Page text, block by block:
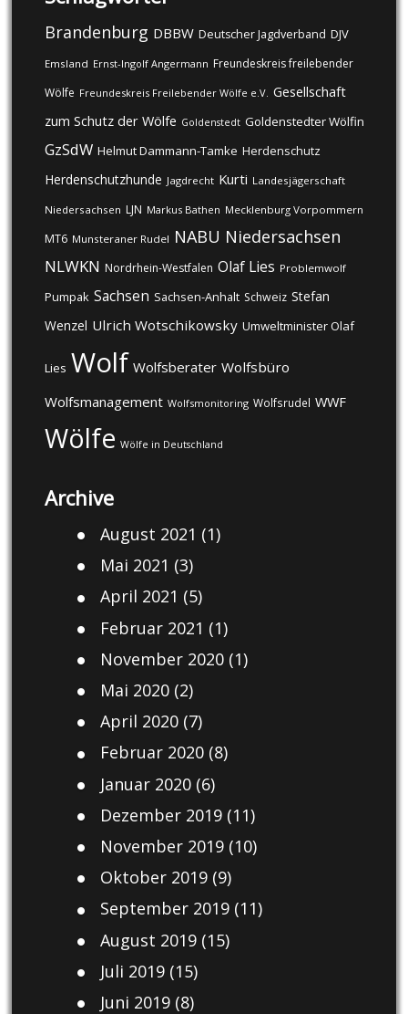
Brandenburg DBBW Deutscher Jagdverband DJV
Emsland Ernst-Ingolf Angermann Freundeskreis freilebender
Wölfe Freundeskreis Freilebender Wölfe e.V. Gesellschaft
zum Schutz der Wölfe Goldenstedt Goldenstedter Wölfin
GzSdW Helmut Dammann-Tamke Herdenschutz
Herdenschutzhunde Jagdrecht Kurti Landesjägerschaft
Niedersachsen LJN Markus Bathen Mecklenburg Vorpommern
MT6 Munsteraner Rudel NABU Niedersachsen
NLWKN Nordrhein-Westfalen Olaf Lies Problemwolf
Pumpak Sachsen Sachsen-Anhalt Schweiz Stefan
Wenzel Ulrich Wotschikowsky Umweltminister Olaf
Lies Wolf Wolfsberater Wolfsbüro
Wolfsmanagement Wolfsmonitoring Wolfsrudel WWF
Wölfe Wölfe in Deutschland
Archive
August 2021 (1)
Mai 2021 (3)
April 2021 (5)
Februar 2021 (1)
November 2020(1)
Mai 2020(2)
April 2020(7)
Februar 2020(8)
Januar 2020(6)
Dezember 2019(11)
November 2019(10)
Oktober 2019(9)
September 2019(11)
August 2019(15)
Juli 2019(15)
Juni 2019(8)